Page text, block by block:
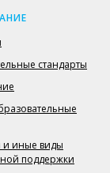
стандарты
и иные виды
поддержки